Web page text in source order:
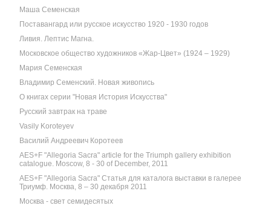
Маша Семенская
Поставангард или русское искусство 1920 - 1930 годов
Ливия. Лептис Магна.
Московское общество художников «Жар-Цвет» (1924 – 1929)
Мария Семенская
Владимир Семенский. Новая живопись
О книгах серии "Новая История Искусства"
Русский завтрак на траве
Vasily Koroteyev
Василий Андреевич Коротеев
AES+F "Allegoria Sacra" article for the Triumph gallery exhibition
catalogue. Moscow, 8 - 30 of December, 2011
AES+F "Allegoria Sacra" Статья для каталога выставки в галерее
Триумф. Москва, 8 – 30 декабря 2011
Москва - свет семидесятых